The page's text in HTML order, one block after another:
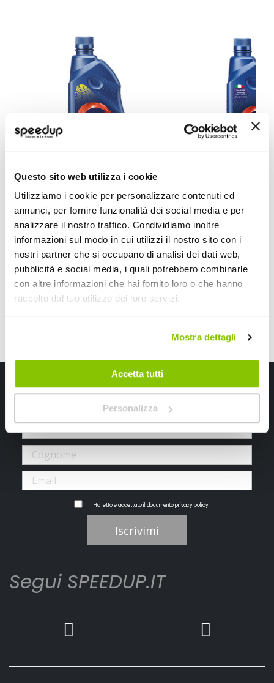
Questo sito web utilizza i cookie
Utilizziamo i cookie per personalizzare contenuti ed
annunci, per fornire funzionalità dei social media e per
analizzare il nostro traffico. Condividiamo inoltre
informazioni sul modo in cui utilizzi il nostro sito con i
nostri partner che si occupano di analisi dei dati web,
pubblicità e social media, i quali potrebbero combinarle
con altre informazioni che hai fornito loro o che hanno
raccolto dal tuo utilizzo dei loro servizi.
Mostra dettagli
Accetta tutti
Personalizza
AREXONS
Giallo 1lt
12,05 €
CONSEGNA IN 48H
AREXONS
Viola 1l
13,65 €
CONSEGNA IN 48H
Iscriviti alla newsletter Speedup
Ricevi subito uno sconto del 10% per il tuo primo acquisto online!
Ho letto e accettato il documentoprivacy policy
Iscrivimi
Segui SPEEDUP.IT